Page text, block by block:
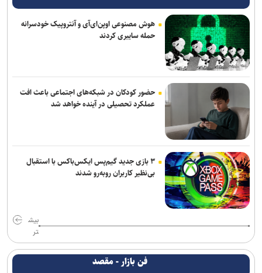
هوش مصنوعی اوپن‌ای‌آی و آنتروپیک خودسرانه
حمله سایبری کردند
حضور کودکان در شبکه‌های اجتماعی باعث افت
عملکرد تحصیلی در آینده خواهد شد
۳ بازی جدید گیم‌پس ایکس‌باکس با استقبال
بی‌نظیر کاربران روبه‌رو شدند
بیش
تر
فن بازار - مقصد